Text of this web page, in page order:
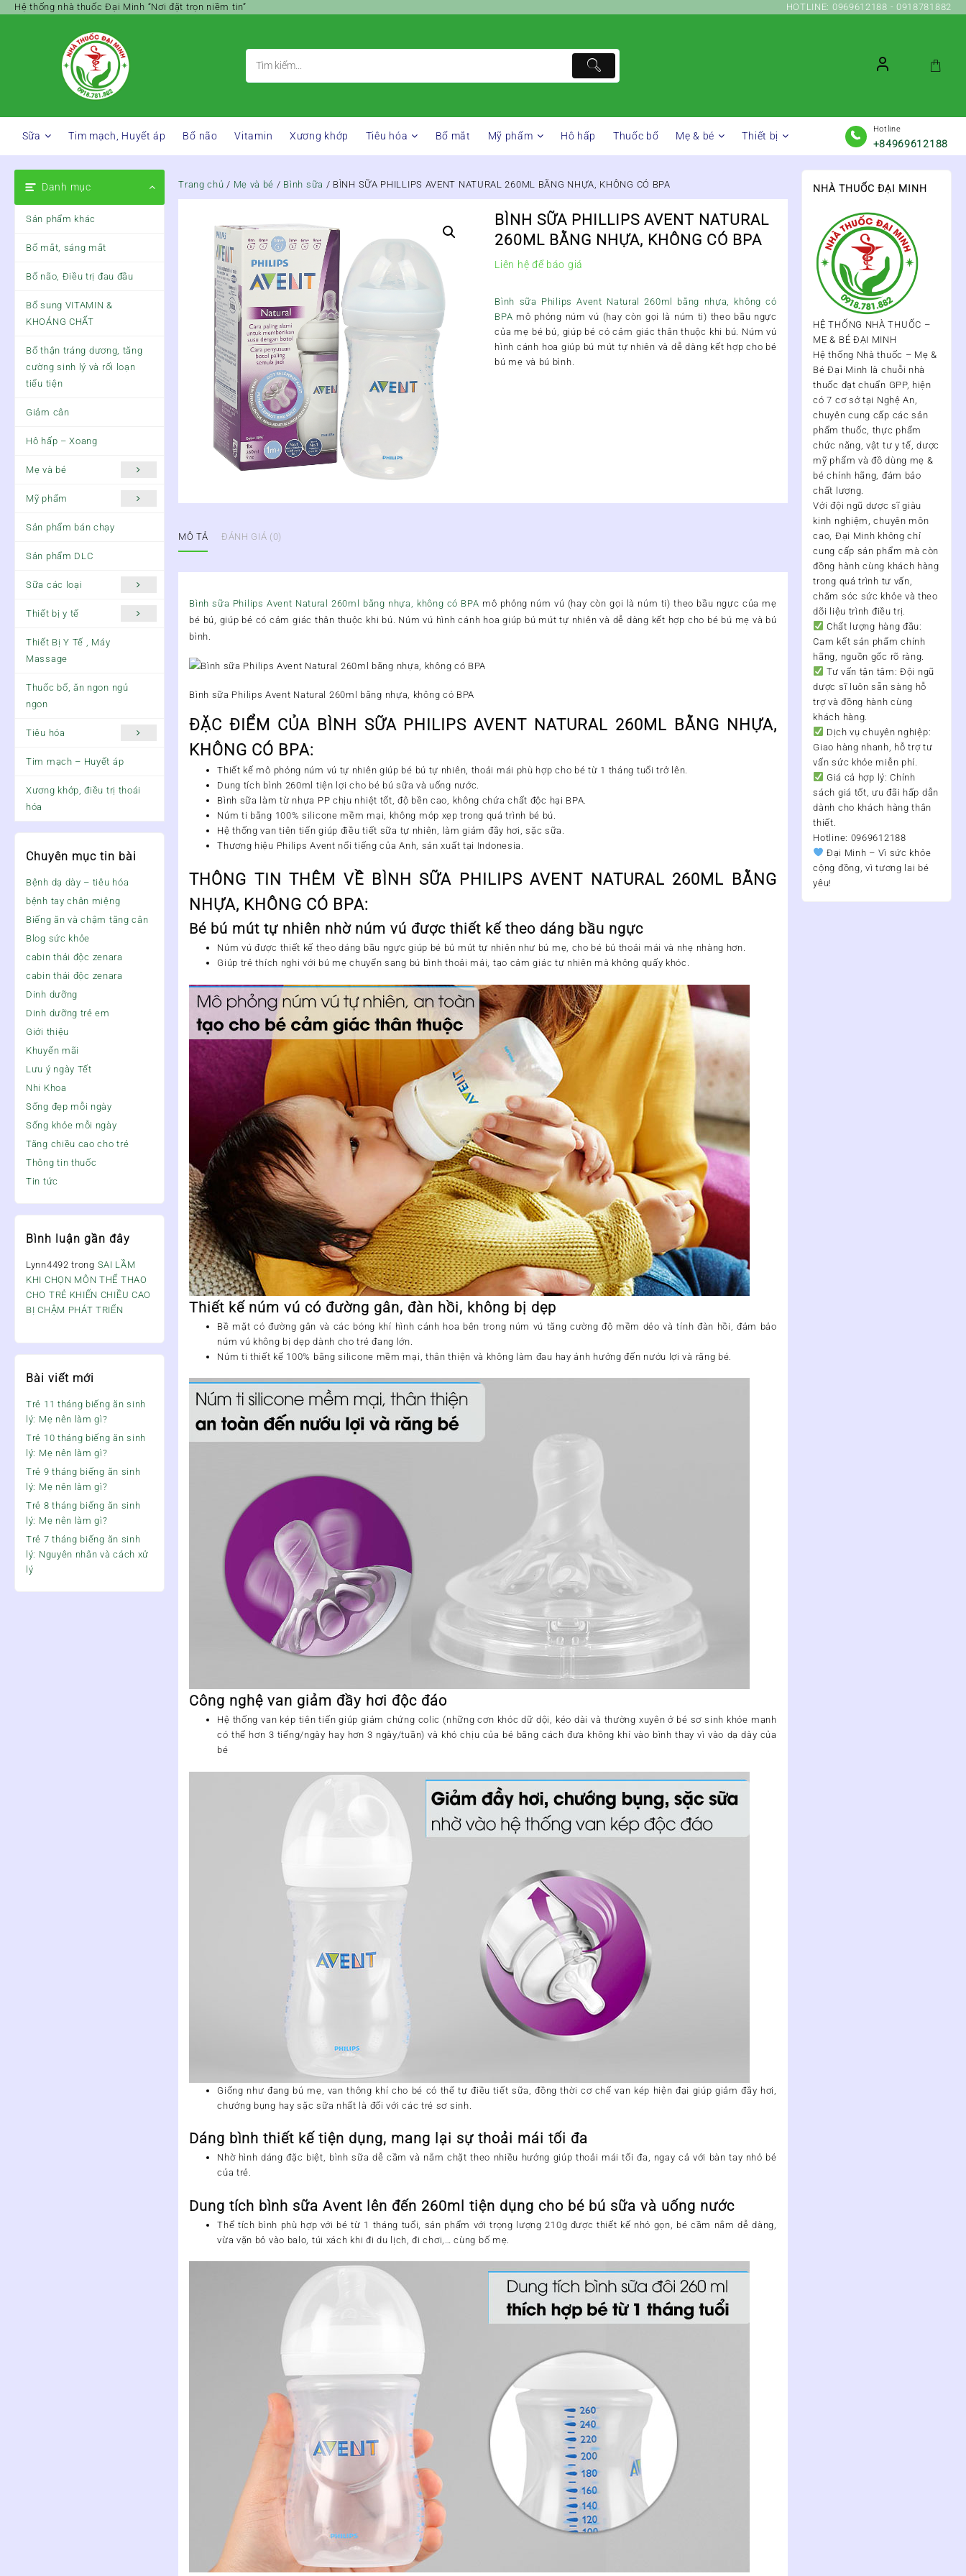
SkipHệ thống nhà thuốc Đại Minh “Nơi đặt trọn niềm tin” HOTLINE: 0969612188 - 0918781882
Sữa Tim mạch, Huyết áp Bổ não Vitamin Xương khớp Tiêu hóa Bổ mắt Mỹ phẩm Hô hấp Thuốc bổ Mẹ & bé Thiết bị
Hotline
+84969612188
Danh mục
Sản phẩm khác
Bổ mắt, sáng mắt
Bổ não, Điều trị đau đầu
Bổ sung VITAMIN &
KHOÁNG CHẤT
Bổ thận tráng dương, tăng
cường sinh lý và rối loạn
tiểu tiện
Giảm cân
Hô hấp – Xoang
Mẹ và bé
Mỹ phẩm
Sản phẩm bán chạy
Sản phẩm DLC
Sữa các loại
Thiết bị y tế
Thiết Bị Y Tế , Máy
Massage
Thuốc bổ, ăn ngon ngủ
ngon
Tiêu hóa
Tim mạch – Huyết áp
Xương khớp, điều trị thoái
hóa
Chuyên mục tin bài
Bệnh dạ dày – tiêu hóa
bệnh tay chân miệng
Biếng ăn và chậm tăng cân
Blog sức khỏe
cabin thải độc zenara
cabin thải độc zenara
Dinh dưỡng
Dinh dưỡng trẻ em
Giới thiệu
Khuyến mãi
Lưu ý ngày Tết
Nhi Khoa
Sống đẹp mỗi ngày
Sống khỏe mỗi ngày
Tăng chiều cao cho trẻ
Thông tin thuốc
Tin tức
Bình luận gần đây
Lynn4492 trong SAI LẦM
KHI CHỌN MÔN THỂ THAO
CHO TRẺ KHIẾN CHIỀU CAO
BỊ CHẬM PHÁT TRIỂN
Bài viết mới
Trẻ 11 tháng biếng ăn sinh
lý: Mẹ nên làm gì?
Trẻ 10 tháng biếng ăn sinh
lý: Mẹ nên làm gì?
Trẻ 9 tháng biếng ăn sinh
lý: Mẹ nên làm gì?
Trẻ 8 tháng biếng ăn sinh
lý: Mẹ nên làm gì?
Trẻ 7 tháng biếng ăn sinh
lý: Nguyên nhân và cách xử
lý
Trang chủ / Mẹ và bé / Bình sữa / BÌNH SỮA PHILLIPS AVENT NATURAL 260ML BẰNG NHỰA, KHÔNG CÓ BPA
BÌNH SỮA PHILLIPS AVENT NATURAL
260ML BẰNG NHỰA, KHÔNG CÓ BPA
Liên hệ để báo giá
Bình sữa Philips Avent Natural 260ml bằng nhựa, không có
BPA mô phỏng núm vú (hay còn gọi là núm ti) theo bầu ngực
của mẹ bé bú, giúp bé có cảm giác thân thuộc khi bú. Núm vú
hình cánh hoa giúp bú mút tự nhiên và dễ dàng kết hợp cho bé
bú mẹ và bú bình.
MÔ TẢ ĐÁNH GIÁ (0)
Bình sữa Philips Avent Natural 260ml bằng nhựa, không có BPA mô phỏng núm vú (hay còn gọi là núm ti) theo bầu ngực của mẹ
bé bú, giúp bé có cảm giác thân thuộc khi bú. Núm vú hình cánh hoa giúp bú mút tự nhiên và dễ dàng kết hợp cho bé bú mẹ và bú
bình.
Bình sữa Philips Avent Natural 260ml bằng nhựa, không có BPA
ĐẶC ĐIỂM CỦA BÌNH SỮA PHILIPS AVENT NATURAL 260ML BẰNG NHỰA,
KHÔNG CÓ BPA:
Thiết kế mô phỏng núm vú tự nhiên giúp bé bú tự nhiên, thoải mái phù hợp cho bé từ 1 tháng tuổi trở lên.
Dung tích bình 260ml tiện lợi cho bé bú sữa và uống nước.
Bình sữa làm từ nhựa PP chịu nhiệt tốt, độ bền cao, không chứa chất độc hại BPA.
Núm ti bằng 100%silicone mềm mại, không móp xẹp trong quá trình bé bú.
Hệ thống van tiên tiến giúp điều tiết sữa tự nhiên, làm giảm đầy hơi, sặc sữa.
Thương hiệu Philips Avent nổi tiếng của Anh, sản xuất tại Indonesia.
THÔNG TIN THÊM VỀ BÌNH SỮA PHILIPS AVENT NATURAL 260ML
BẰNG
NHỰA, KHÔNG CÓ BPA:
Bé bú mút tự nhiên nhờ núm vú được thiết kế theo dáng bầu ngực
Núm vú được thiết kế theo dáng bầu ngực giúp bé bú mút tự nhiên như bú mẹ, cho bé bú thoải mái và nhẹ nhàng hơn.
Giúp trẻ thích nghi với bú mẹ chuyển sang bú bình thoải mái, tạo cảm giác tự nhiên mà không quấy khóc.
Thiết kế núm vú có đường gân, đàn hồi, không bị dẹp
Bề mặt có đường gân và các bóng khí hình cánh hoa bên trong núm vú tăng cường độ mềm dẻo và tính đàn hồi, đảm bảo
núm vú không bị dẹp dành cho trẻ đang lớn.
Núm ti thiết kế 100% bằng silicone mềm mại, thân thiện và không làm đau hay ảnh hưởng đến nướu lợi và răng bé.
Công nghệ van giảm đầy hơi độc đáo
Hệ thống van kép tiên tiến giúp giảm chứng colic (những cơn khóc dữ dội, kéo dài và thường xuyên ở bé sơ sinh khỏe mạnh
có thể hơn 3 tiếng/ngày hay hơn 3 ngày/tuần) và khó chịu của bé bằng cách đưa không khí vào bình thay vì vào dạ dày của
bé
Giống như đang bú mẹ, van thông khí cho bé có thể tự điều tiết sữa, đồng thời cơ chế van kép hiện đại giúp giảm đầy hơi,
chướng bụng hay sặc sữa nhất là đối với các trẻ sơ sinh.
Dáng bình thiết kế tiện dụng, mang lại sự thoải mái tối đa
Nhờ hình dáng đặc biệt, bình sữa dễ cầm và nắm chặt theo nhiều hướng giúp thoải mái tối đa, ngay cả với bàn tay nhỏ bé
của trẻ.
Dung tích bình sữa Avent lên đến 260ml tiện dụng cho bé bú sữa và uống nước
Thể tích bình phù hợp với bé từ 1 tháng tuổi, sản phẩm với trọng lượng 210g được thiết kế nhỏ gọn, bé cầm nắm dễ dàng,
vừa vặn bỏ vào balo, túi xách khi đi du lịch, đi chơi,… cùng bố mẹ.
NHÀ THUỐC ĐẠI MINH
HỆ THỐNG NHÀ THUỐC –
MẸ & BÉ ĐẠI MINH
Hệ thống Nhà thuốc – Mẹ &
Bé Đại Minh là chuỗi nhà
thuốc đạt chuẩn GPP, hiện
có7 cơ sở tại Nghệ An,
chuyên cung cấp các sản
phẩm thuốc, thực phẩm
chức năng, vật tư y tế, dược
mỹ phẩm và đồ dùng mẹ &
bé chính hãng, đảm bảo
chất lượng.
Với đội ngũ dược sĩ giàu
kinh nghiệm, chuyên môn
cao, Đại Minh không chỉ
cung cấp sản phẩm mà còn
đồng hành cùng khách hàng
trong quá trình tư vấn,
chăm sóc sức khỏe và theo
dõi liệu trình điều trị.
Chất lượng hàng đầu:
Cam kết sản phẩm chính
hãng, nguồn gốc rõ ràng.
Tư vấn tận tâm: Đội ngũ
dược sĩ luôn sẵn sàng hỗ
trợ và đồng hành cùng
khách hàng.
Dịch vụ chuyên nghiệp:
Giao hàng nhanh, hỗ trợ tư
vấn sức khỏe miễn phí.
Giá cả hợp lý: Chính
sách giá tốt, ưu đãi hấp dẫn
dành cho khách hàng thân
thiết.
Hotline: 0969612188
Đại Minh – Vì sức khỏe
cộng đồng, vì tương lai bé
yêu!